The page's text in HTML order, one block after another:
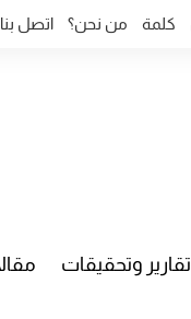
كلمة من نحن؟ اتصل بنا
تقارير وتحقيقات